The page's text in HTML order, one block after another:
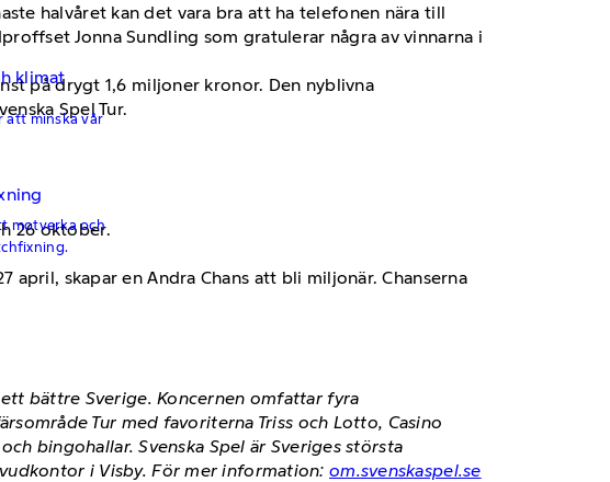
klimat
att minska vår
motverka och
halvåret kan det vara bra att ha telefonen nära till
Jonna Sundling som gratulerar några av vinnarna i
på drygt 1,6 miljoner kronor. Den nyblivna
Spel Tur.
26 oktober.
skapar en Andra Chans att bli miljonär. Chanserna
bättre Sverige. Koncernen omfattar fyra
Tur med favoriterna Triss och Lotto, Casino
bingohallar. Svenska Spel är Sveriges största
i Visby. För mer information:om.svenskaspel.se